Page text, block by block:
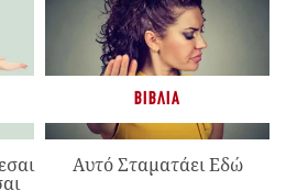
ΒΙΒΛΊΑ
Αυτό Σταματάει Εδώ